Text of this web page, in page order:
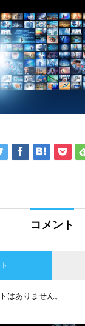
コメント
はありません。